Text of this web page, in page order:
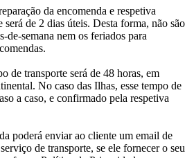
da encomenda e respetiva
de 2 dias úteis. Desta forma, não são
de-semana nem os feriados para
de transporte será de 48 horas, em
No caso das Ilhas, esse tempo de
a caso, e confirmado pela respetiva
poderá enviar ao cliente um email de
de transporte, se ele fornecer o seu